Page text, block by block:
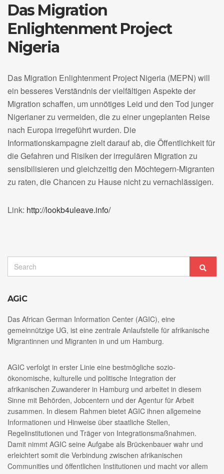
Das Migration
Enlightenment Project
Nigeria
Das Migration Enlightenment Project Nigeria (MEPN) will
ein besseres Verständnis der vielfältigen Aspekte der
Migration schaffen, um unnötiges Leid und den Tod junger
Nigerianer zu vermeiden, die zu einer ungeplanten Reise
nach Europa irregeführt wurden. Die
Informationskampagne zielt darauf ab, die Öffentlichkeit für
die Gefahren und Risiken der irregulären Migration zu
sensibilisieren und gleichzeitig den Möchtegern-Migranten
zu raten, die Chancen zu Hause nicht zu vernachlässigen.
Link: http://lookb4uleave.info/
for:
AGiC
Das African German Information Center (AGIC), eine
gemeinnützige UG, ist eine zentrale Anlaufstelle für afrikanische
Migrantinnen und Migranten in und um Hamburg.
AGIC verfolgt in erster Linie eine bestmögliche sozio-
ökonomische, kulturelle und politische Integration der
afrikanischen Zuwanderer in Hamburg und arbeitet in diesem
Sinne mit Behörden, Jobcentern und der Agentur für Arbeit
zusammen. In diesem Rahmen bietet AGIC ihnen allgemeine
Informationen und Hinweise über staatliche Stellen,
Regelinstitutionen und Träger von Integrationsmaßnahmen.
Damit nimmt AGIC seine Aufgabe als Brückenbauer wahr und
erleichtert somit die Verbindung zwischen afrikanischen
Communities und öffentlichen Institutionen und macht vor allem